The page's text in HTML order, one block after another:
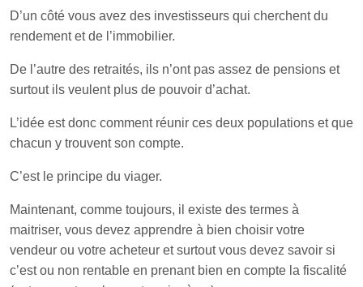
D’un côté vous avez des investisseurs qui cherchent du
rendement et de l’immobilier.
De l’autre des retraités, ils n’ont pas assez de pensions et
surtout ils veulent plus de pouvoir d’achat.
L’idée est donc comment réunir ces deux populations et que
chacun y trouvent son compte.
C’est le principe du viager.
Maintenant, comme toujours, il existe des termes à
maitriser, vous devez apprendre à bien choisir votre
vendeur ou votre acheteur et surtout vous devez savoir si
c’est ou non rentable en prenant bien en compte la fiscalité